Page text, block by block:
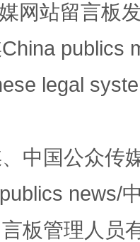
实 一纸欠
网站留言板
publics
legal
中国公众传
news/
板管理人员